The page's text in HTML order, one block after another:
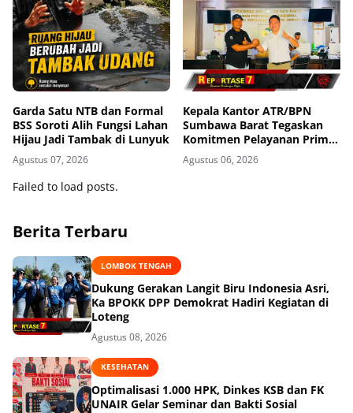
Garda Satu NTB dan Formal
BSS Soroti Alih Fungsi Lahan
Hijau Jadi Tambak di Lunyuk
Agustus 07, 2026
Kepala Kantor ATR/BPN
Sumbawa Barat Tegaskan
Komitmen Pelayanan Prima
dan Buka Pintu Pengaduan
Masyarakat
Agustus 06, 2026
Failed to load posts.
Berita Terbaru
LOMBOK TENGAH
Dukung Gerakan Langit Biru Indonesia Asri,
Ka BPOKK DPP Demokrat Hadiri Kegiatan di
Loteng
Agustus 08, 2026
KESEHATAN
Optimalisasi 1.000 HPK, Dinkes KSB dan FK
UNAIR Gelar Seminar dan Bakti Sosial